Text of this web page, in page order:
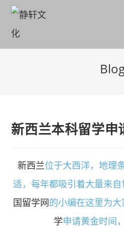
新西兰本科留学申
新西兰位于大西洋，地理
适，每年都吸引着大量来
国留学网的小编在这里为
学申请黄金时间